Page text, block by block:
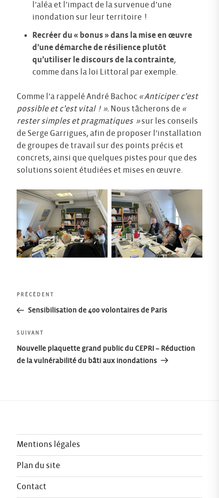
l’aléa et l’impact de la survenue d’une
inondation sur leur territoire !
Recréer du « bonus » dans la mise en œuvre
d’une démarche de résilience plutôt
qu’utiliser le discours de la contrainte,
comme dans la loi Littoral par exemple.
Comme l’a rappelé André Bachoc « Anticiper c’est
possible et c’est vital ! ». Nous tâcherons de «
rester simples et pragmatiques »sur les conseils
de Serge Garrigues, afin de proposer l’installation
de groupes de travail sur des points précis et
concrets, ainsi que quelques pistes pour que des
solutions soient étudiées et mises en œuvre.
Navigation
l’article
Article
précédent
PRÉCÉDENT
Sensibilisation de 400 volontaires de Paris
Article
suivant
SUIVANT
Nouvelle plaquette grand public du CEPRI – Réduction
de la vulnérabilité du bâti aux inondations
Mentions légales
Plan du site
Contact